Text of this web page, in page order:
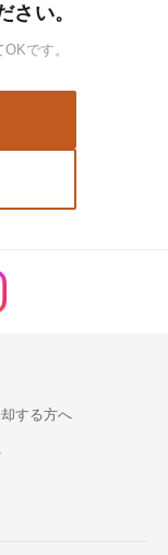
さい。
です。
する方へ